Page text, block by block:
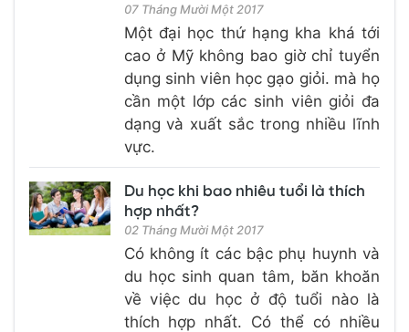
07 Tháng Mười Một 2017
Một đại học thứ hạng kha khá tới
cao ở Mỹ không bao giờ chỉ tuyển
dụng sinh viên học gạo giỏi. mà họ
cần một lớp các sinh viên giỏi đa
dạng và xuất sắc trong nhiều lĩnh
vực.
Du học khi bao nhiêu tuổi là thích
hợp nhất?
02 Tháng Mười Một 2017
Có không ít các bậc phụ huynh và
du học sinh quan tâm, băn khoăn
về việc du học ở độ tuổi nào là
thích hợp nhất. Có thể có nhiều